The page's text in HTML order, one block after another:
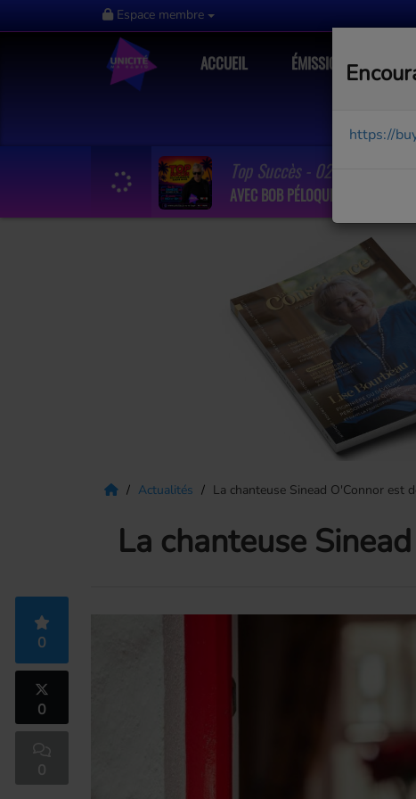
Espace membre
ACCUEIL ÉMISSIONS
Top Succès - 02 B 08 aout
AVEC BOB PÉLOQUIN
Actualités La chanteuse Sinead O'Connor est
La chanteuse
0
0
0
https://